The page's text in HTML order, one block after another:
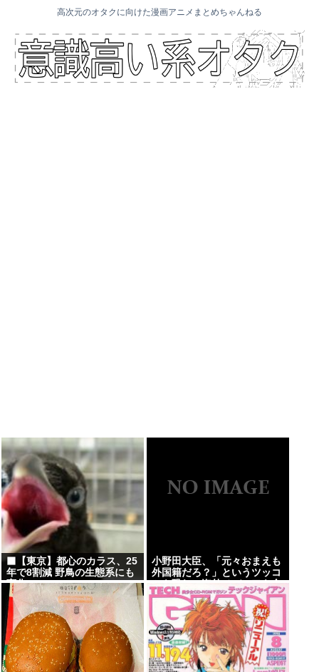
高次元のオタクに向けた漫画アニメまとめちゃんねる
‍⬛【東京】都心のカラス、25
年で8割減 野鳥の生態系にも
変化
小野田大臣、「元々おまえも
外国籍だろ？」というツッコ
ミを恐れ、海外メディアを全
員出禁に